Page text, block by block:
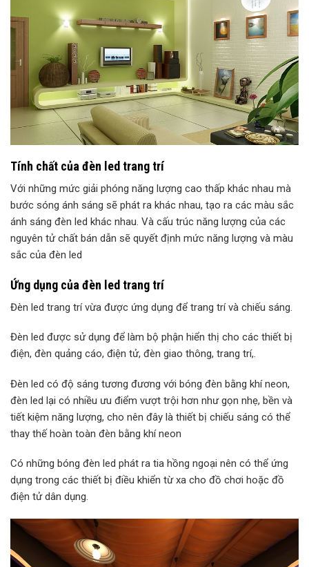
Tính chất của đèn led trang trí
Với những mức giải phóng năng lượng cao thấp khác nhau mà
bước sóng ánh sáng sẽ phát ra khác nhau, tạo ra các màu sắc
ánh sáng đèn led khác nhau. Và cấu trúc năng lượng của các
nguyên tử chất bán dẫn sẽ quyết định mức năng lượng và màu
sắc của đèn led
Ứng dụng của đèn led trang trí
Đèn led trang trí vừa được ứng dụng để trang trí và chiếu sáng.
Đèn led được sử dụng để làm bộ phận hiển thị cho các thiết bị
điện, đèn quảng cáo, điện tử, đèn giao thông, trang trí,.
Đèn led có độ sáng tương đương với bóng đèn bằng khí neon,
đèn led lại có nhiều ưu điểm vượt trội hơn như gọn nhẹ, bền và
tiết kiệm năng lượng, cho nên đây là thiết bị chiếu sáng có thể
thay thế hoàn toàn đèn bằng khí neon
Có những bóng đèn led phát ra tia hồng ngoại nên có thể ứng
dụng trong các thiết bị điều khiển từ xa cho đồ chơi hoặc đồ
điện tử dân dụng.